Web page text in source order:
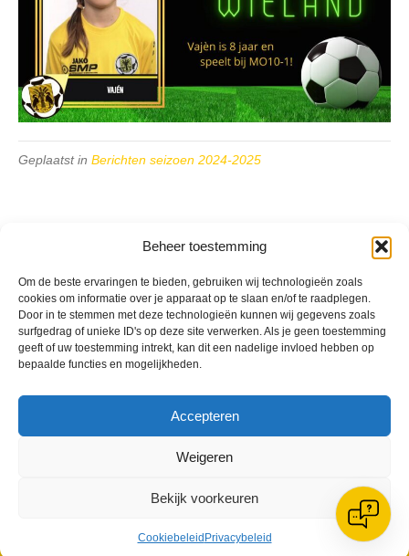
Beheer toestemming
Om de beste ervaringen te bieden, gebruiken wij technologieën zoals
cookies om informatie over je apparaat op te slaan en/of te raadplegen.
Door in te stemmen met deze technologieën kunnen wij gegevens zoals
surfgedrag of unieke ID's op deze site verwerken. Als je geen toestemming
geeft of uw toestemming intrekt, kan dit een nadelige invloed hebben op
bepaalde functies en mogelijkheden.
Accepteren
Weigeren
Bekijk voorkeuren
Cookiebeleid Privacybeleid
Geplaatst in Berichten seizoen 2024-2025
VV Reiger Boys
De Wending, Lotte Beesedijk 1
1705 NA Heerhugowaard
Google maps route
Reglementen